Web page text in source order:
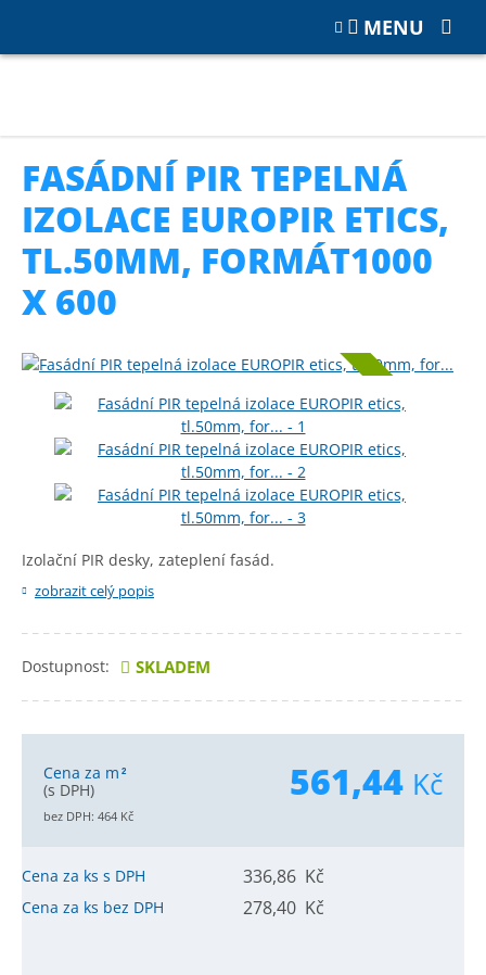
FASÁDNÍ PIR TEPELNÁ
IZOLACE EUROPIR ETICS,
TL.50MM, FORMÁT1000
X 600
NOVINKA
Izolační PIR desky, zateplení fasád.
zobrazit celý popis
Dostupnost: SKLADEM
Cena za m 2
(s DPH) 561,44 Kč
bez DPH: 464 Kč
Cena za ks s DPH 336,86 Kč
Cena za ks bez DPH 278,40 Kč
MENU